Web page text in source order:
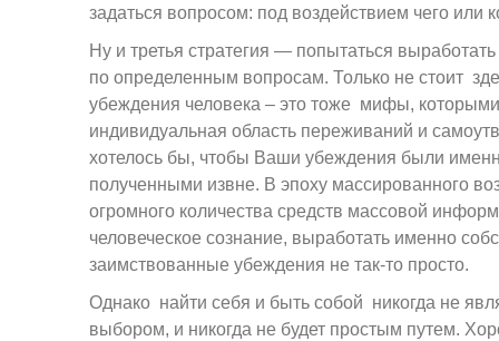
задаться вопросом: под воздействием чего или
Ну и третья стратегия — попытаться
по определенным вопросам. Только не стоит
убеждения человека – это тоже мифы, которыми
индивидуальная область переживаний и
хотелось бы, чтобы Ваши убеждения были
полученными извне. В эпоху массированного
огромного количества средств массовой
человеческое сознание, выработать именно
заимствованные убеждения не так-то просто.
Однако найти себя и быть собой никогда не
выбором, и никогда не будет простым путем.